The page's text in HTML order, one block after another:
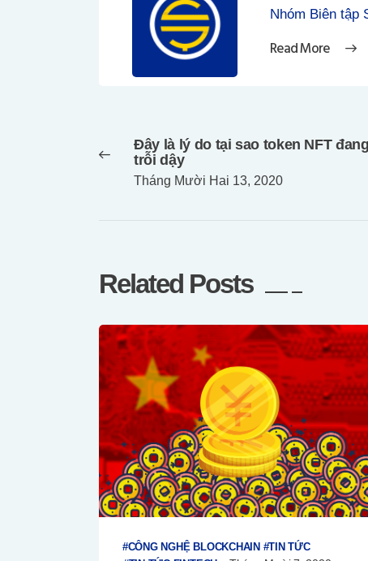
Nhóm Biên tập
Read More
bài
viết
Previous
post:
Đây là lý do tại sao token NFT đang
trỗi dậy
Tháng Mười Hai 13, 2020
Related Posts
CÔNG NGHỆ BLOCKCHAIN
TIN TỨC